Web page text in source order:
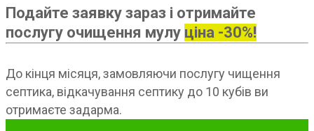
Подайте заявку зараз і отримайте
послугу очищення мулу ціна -30%!
До кінця місяця, замовляючи послугу чищення
септика, відкачування септику до 10 кубів ви
отримаєте задарма.